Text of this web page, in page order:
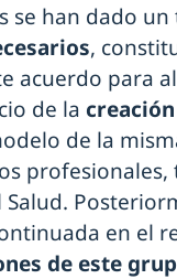
se han dado
,
acuerdo para
de la
de la
en el
de este